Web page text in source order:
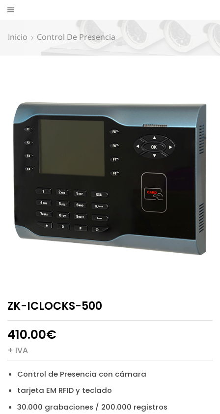
Inicio Control De Presencia
ZK-ICLOCKS-500
410.00€
+ IVA
Control de Presencia con cámara
tarjeta EM RFID y teclado
30.000 grabaciones / 200.000 registros